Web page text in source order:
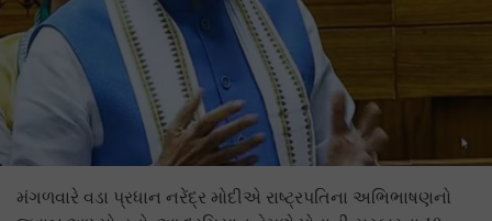
મંગળવારે વડા પ્રધાન નરેંદ્ર મોદીએ રાષ્ટ્રપતિના અભિભાષણનો